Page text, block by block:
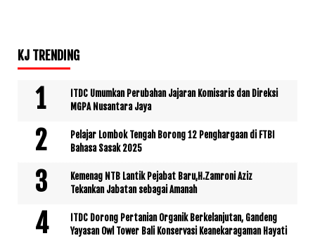
KJ TRENDING
ITDC Umumkan Perubahan Jajaran Komisaris dan Direksi
MGPA Nusantara Jaya
Pelajar Lombok Tengah Borong 12 Penghargaan di FTBI
Bahasa Sasak 2025
Kemenag NTB Lantik Pejabat Baru,H.Zamroni Aziz
Tekankan Jabatan sebagai Amanah
ITDC Dorong Pertanian Organik Berkelanjutan, Gandeng
Yayasan Owl Tower Bali Konservasi Keanekaragaman Hayati